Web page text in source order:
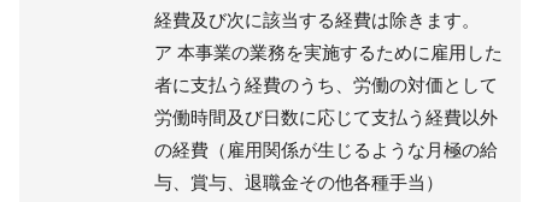
経費及び次に該当する経費は除きます。
ア 本事業の業務を実施するために雇用した
者に支払う経費のうち、労働の対価として
労働時間及び日数に応じて支払う経費以外
の経費（雇用関係が生じるような月極の給
与、賞与、退職金その他各種手当）